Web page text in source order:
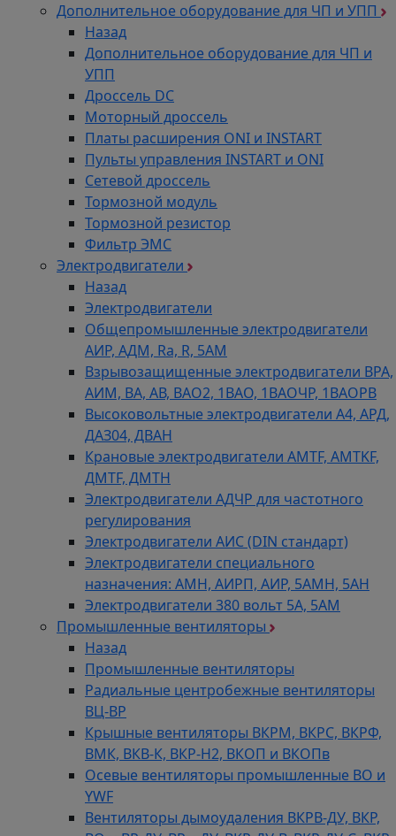
Дополнительное оборудование для ЧП и УПП
Назад
Дополнительное оборудование для ЧП и
УПП
Дроссель DC
Моторный дроссель
Платы расширения ONI и INSTART
Пульты управления INSTART и ONI
Сетевой дроссель
Тормозной модуль
Тормозной резистор
Фильтр ЭМС
Электродвигатели
Назад
Электродвигатели
Общепромышленные электродвигатели
АИР, АДМ, Ra, R, 5AM
Взрывозащищенные электродвигатели ВРА,
АИМ, ВА, АВ, ВАO2, 1ВАО, 1ВАОЧР, 1ВАОРВ
Высоковольтные электродвигатели A4, АРД,
ДАЗ04, ДВАН
Крановые электродвигатели AMTF, AMTKF,
ДMTF, ДМТН
Электродвигатели АДЧР для частотного
регулирования
Электродвигатели АИС (DIN стандарт)
Электродвигатели специального
назначения: АМН, АИРП, АИР, 5АМН, 5АН
Электродвигатели 380 вольт 5А, 5АМ
Промышленные вентиляторы
Назад
Промышленные вентиляторы
Радиальные центробежные вентиляторы
ВЦ-ВР
Крышные вентиляторы ВКРМ, ВКРС, ВКРФ,
ВМК, ВКВ-К, ВКР-Н2, ВКОП и ВКОПв
Осевые вентиляторы промышленные ВО и
YWF
Вентиляторы дымоудаления ВКРВ-ДУ, ВКР,